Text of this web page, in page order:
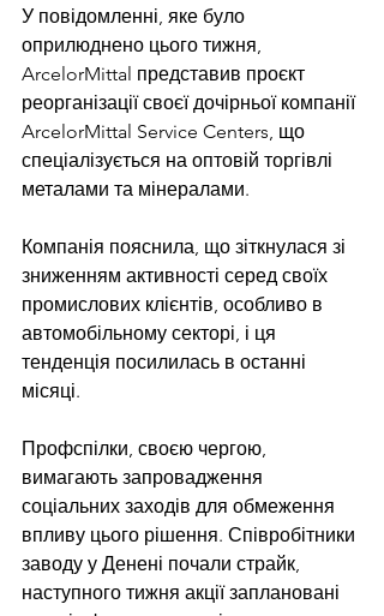
У повідомленні, яке було
оприлюднено цього тижня,
ArcelorMittal представив проєкт
реорганізації своєї дочірньої компанії
ArcelorMittal Service Centers, що
спеціалізується на оптовій торгівлі
металами та мінералами.
Компанія пояснила, що зіткнулася зі
зниженням активності серед своїх
промислових клієнтів, особливо в
автомобільному секторі, і ця
тенденція посилилась в останні
місяці.
Профспілки, своєю чергою,
вимагають запровадження
соціальних заходів для обмеження
впливу цього рішення. Співробітники
заводу у Денені почали страйк,
наступного тижня акції заплановані